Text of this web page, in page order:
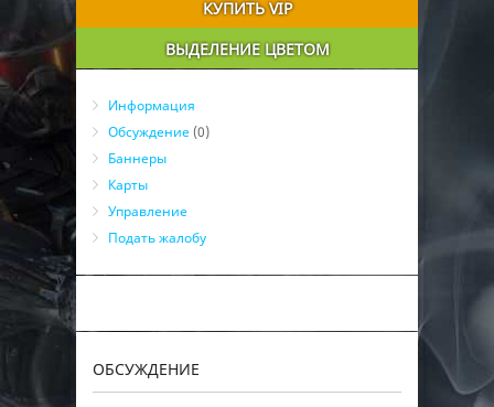
КУПИТЬ VIP
ВЫДЕЛЕНИЕ ЦВЕТОМ
Информация
Обсуждение (0)
Баннеры
Карты
Управление
Подать жалобу
ОБСУЖДЕНИЕ